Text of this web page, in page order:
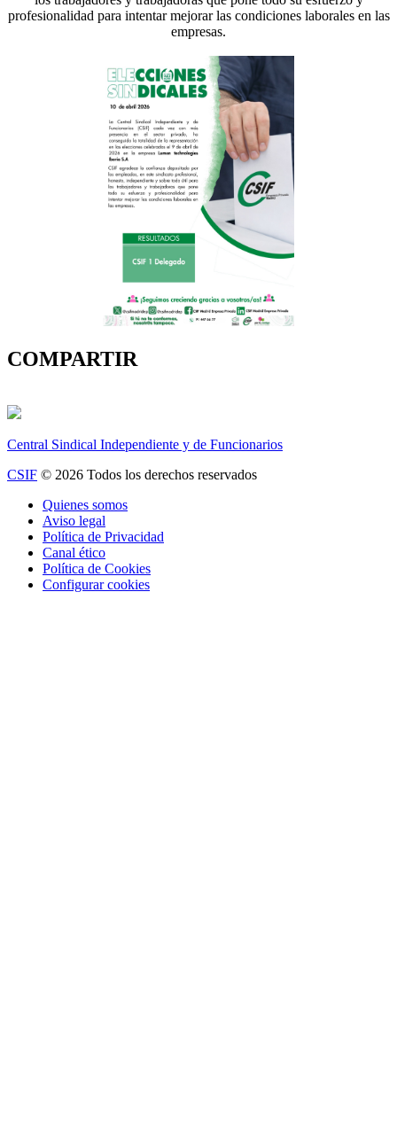
profesionalidad para intentar mejorar las condiciones laborales en las
empresas.
COMPARTIR
Central Sindical Independiente y de Funcionarios
CSIF © 2026 Todos los derechos reservados
Quienes somos
Aviso legal
Política de Privacidad
Canal ético
Política de Cookies
Configurar cookies